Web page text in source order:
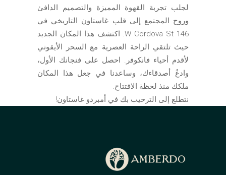
لجلب تجربة القهوة المميزة والتصميم الدافئ
وروح المجتمع إلى قلب غاستاون التاريخي في
146 W Cordova St. اكتشف هذا المكان الجديد
حيث تلتقي الراحة العصرية مع السحر الأيقوني
لأقدم أحياء فانكوفر. احصل على فنجانك الأول،
وادعُ أصدقاءك، وساعدنا في جعل هذا المكان
ملكك منذ لحظة الافتتاح.
نتطلع إلى الترحيب بك في أمبردو غاستاون!